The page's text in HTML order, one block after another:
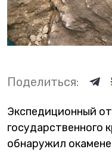
Поделиться:
Экспедиционный
государственного
обнаружил